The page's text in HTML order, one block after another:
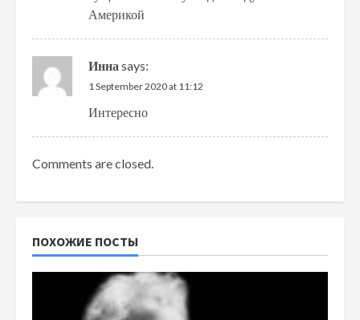
Америкой
Инна says:
1 September 2020 at 11:12
Интересно
Comments are closed.
ПОХОЖИЕ ПОСТЫ